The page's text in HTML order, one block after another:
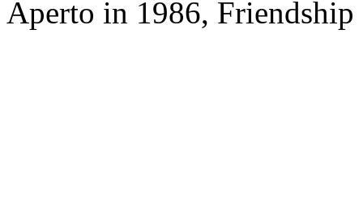
Aperto in 1986,